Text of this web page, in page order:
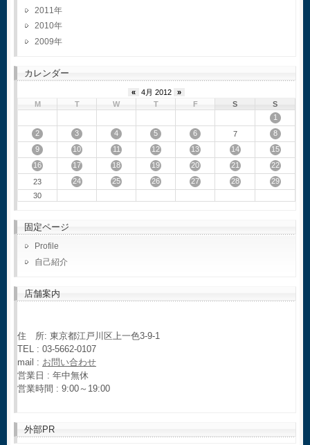
2011
2010
2009
カレンダー
« 4月 2012
»
M
T W T F S
S
1
2
3 4 5 6 7
8
9
10 11 12 13 14
15
16
17 18 19 20 21
22
23
24 25 26 27 28
29
30
固定ページ
Profile
自己紹介
店舗案内
住 所: 東京都江戸川区上一色3-9-1
TEL : 03-5662-0107
mail : お問い合わせ
営業日 : 年中無休
営業時間 : 9:00～19:00
外部PR